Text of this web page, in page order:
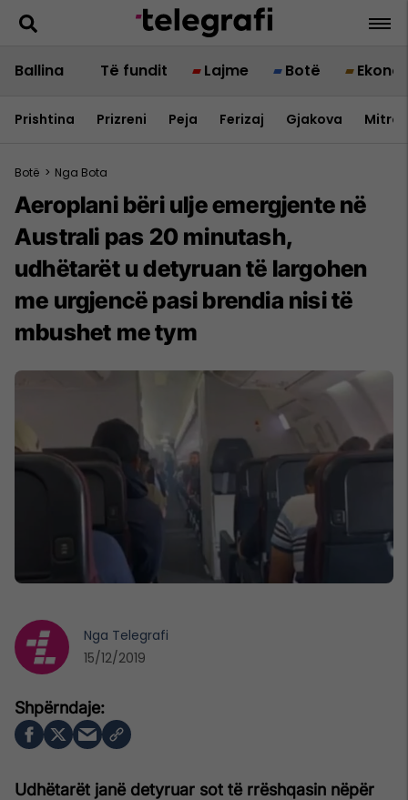
Ballina Të fundit Lajme Botë
Prishtina Prizreni Peja Ferizaj Gjakova
Botë > Nga Bota
Aeroplani bëri ulje emergjente në
Australi pas 20 minutash,
udhëtarët u detyruan të largohen
me urgjencë pasi brendia nisi të
mbushet me tym
Udhëtarët janë detyruar sot të rrëshqasin nëpër
Nga Telegrafi
15/12/2019